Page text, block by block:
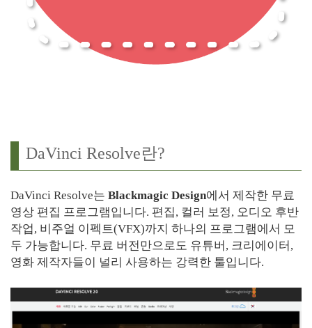
DaVinci Resolve란?
DaVinci Resolve는 Blackmagic Design에서 제작한 무료
영상 편집 프로그램입니다. 편집, 컬러 보정, 오디오 후반
작업, 비주얼 이펙트(VFX)까지 하나의 프로그램에서 모
두 가능합니다. 무료 버전만으로도 유튜버, 크리에이터,
영화 제작자들이 널리 사용하는 강력한 툴입니다.